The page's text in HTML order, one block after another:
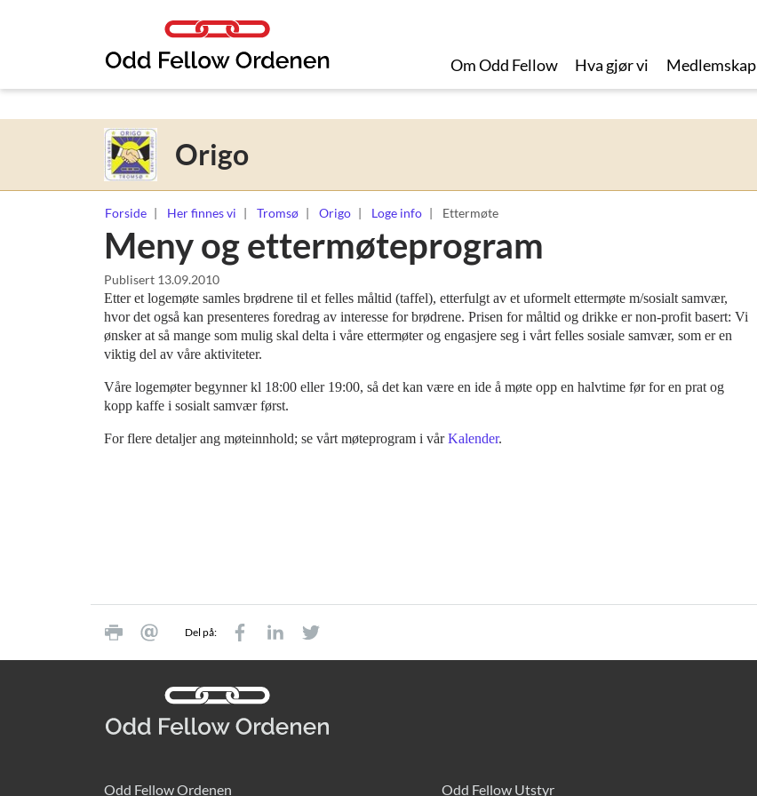
Om Odd Fellow Hva gjør vi Medlemskap
Origo
Forside Her finnes vi Tromsø Origo Loge info Ettermøte
Meny og ettermøteprogram
Publisert 13.09.2010
Etter et logemøte samles brødrene til et felles måltid (taffel), etterfulgt av et uformelt ettermøte m/sosialt samvær,
hvor det også kan presenteres foredrag av interesse for brødrene. Prisen for måltid og drikke er non-profit basert: Vi
ønsker at så mange som mulig skal delta i våre ettermøter og engasjere seg i vårt felles sosiale samvær, som er en
viktig del av våre aktiviteter.
Våre logemøter begynner kl 18:00 eller 19:00, så det kan være en ide å møte opp en halvtime før for en prat og
kopp kaffe i sosialt samvær først.
For flere detaljer ang møteinnhold; se vårt møteprogram i vårKalender.
Del på:
Odd Fellow Ordenen Odd Fellow Utstyr